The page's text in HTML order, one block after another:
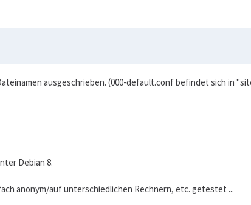
ausgeschrieben. (000-default.conf befindet sich in
Debian 8.
anonym/auf unterschiedlichen Rechnern, etc. getestet ...